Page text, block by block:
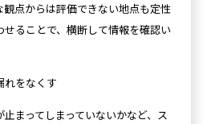
点からは評価できない地点も定性
ることで、横断して情報を確認い
をなくす
まってしまっていないかなど、ス